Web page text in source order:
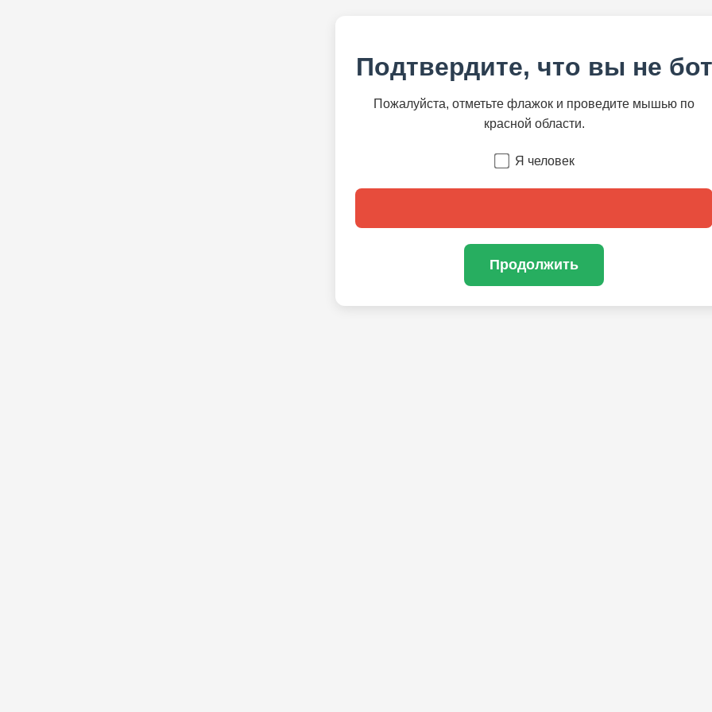
Подтвердите, что вы не бот
Пожалуйста, отметьте флажок и проведите мышью по
красной области.
Я человек
Продолжить